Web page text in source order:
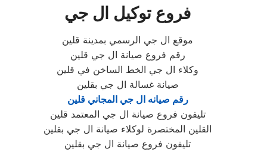
فروع توكيل ال جي
موقع ال جي الرسمي بمدينة قلين
رقم فروع صيانة ال جي قلين
وكلاء ال جي الخط الساخن في قلين
صيانة غسالة ال جي بقلين
رقم صيانه ال جي المجاني قلين
تليفون فروع صيانة ال جي المعتمد قلين
القلين المختصرة لوكلاء صيانة ال جي بقلين
تليفون فروع صيانة ال جي بقلين